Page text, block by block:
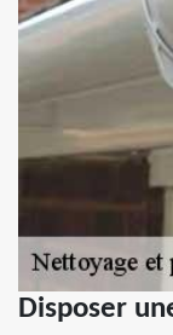
Disposer